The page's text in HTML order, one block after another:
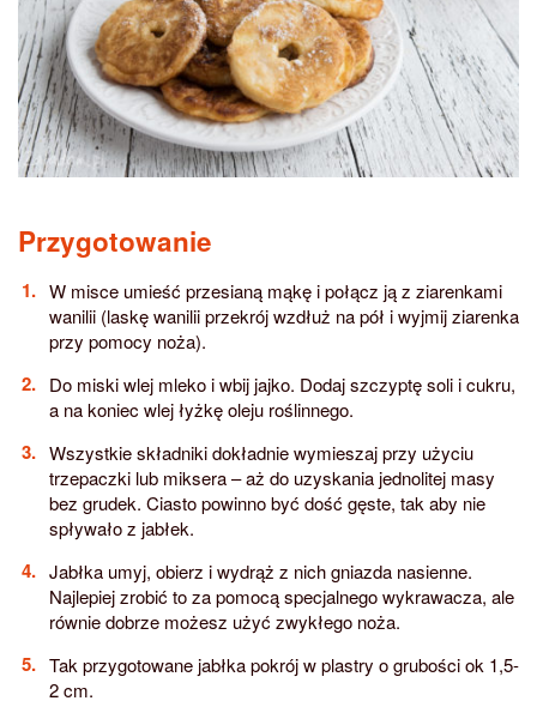
Przygotowanie
W misce umieść przesianą mąkę i połącz ją z ziarenkami
wanilii (laskę wanilii przekrój wzdłuż na pół i wyjmij ziarenka
przy pomocy noża).
Do miski wlej mleko i wbij jajko. Dodaj szczyptę soli i cukru,
a na koniec wlej łyżkę oleju roślinnego.
Wszystkie składniki dokładnie wymieszaj przy użyciu
trzepaczki lub miksera – aż do uzyskania jednolitej masy
bez grudek. Ciasto powinno być dość gęste, tak aby nie
spływało z jabłek.
Jabłka umyj, obierz i wydrąż z nich gniazda nasienne.
Najlepiej zrobić to za pomocą specjalnego wykrawacza, ale
równie dobrze możesz użyć zwykłego noża.
Tak przygotowane jabłka pokrój w plastry o grubości ok 1,5-
2 cm.